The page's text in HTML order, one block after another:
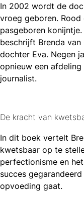
In 2002 wordt de
vroeg geboren.
pasgeboren
beschrijft Brenda
dochter Eva. Negen
opnieuw een
journalist.
De kracht van
In dit boek vertelt
kwetsbaar op te
perfectionisme en
succes
opvoeding gaat.